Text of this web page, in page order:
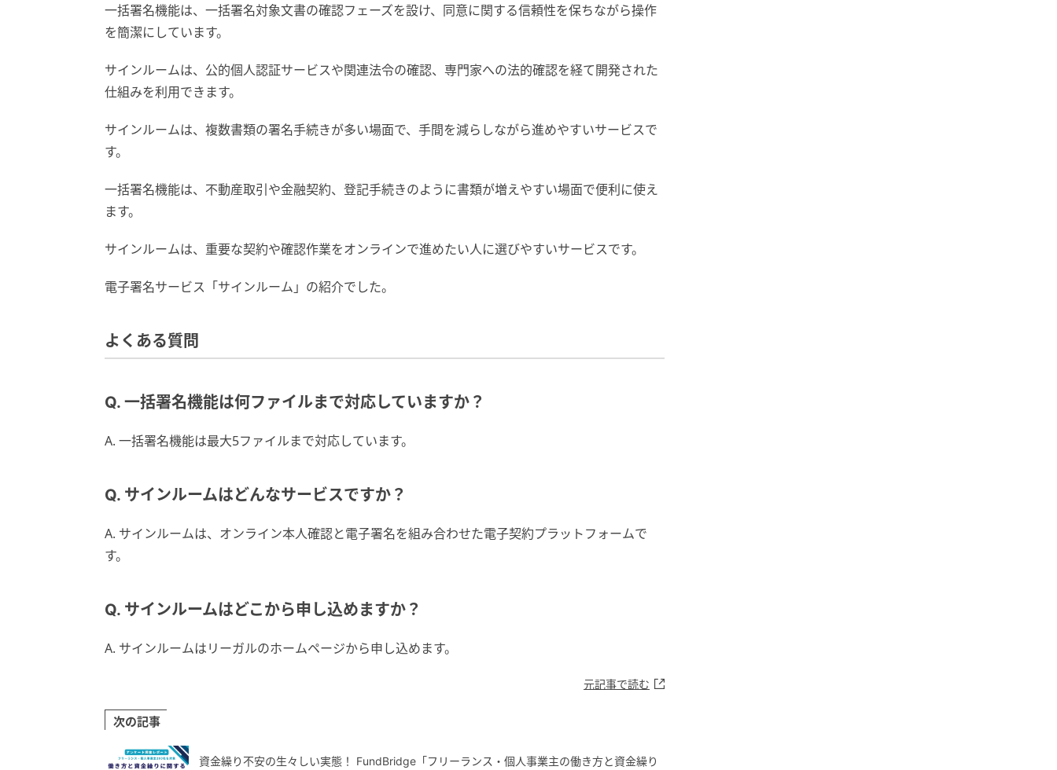
一括署名機能は、一括署名対象文書の確認フェーズを設け、同意に関する信頼性を保ちながら操作
を簡潔にしています。
サインルームは、公的個人認証サービスや関連法令の確認、専門家への法的確認を経て開発された
仕組みを利用できます。
サインルームは、複数書類の署名手続きが多い場面で、手間を減らしながら進めやすいサービスで
す。
一括署名機能は、不動産取引や金融契約、登記手続きのように書類が増えやすい場面で便利に使え
ます。
サインルームは、重要な契約や確認作業をオンラインで進めたい人に選びやすいサービスです。
電子署名サービス「サインルーム」の紹介でした。
よくある質問
Q. 一括署名機能は何ファイルまで対応していますか？
A. 一括署名機能は最大5ファイルまで対応しています。
Q. サインルームはどんなサービスですか？
A. サインルームは、オンライン本人確認と電子署名を組み合わせた電子契約プラットフォームで
す。
Q. サインルームはどこから申し込めますか？
A. サインルームはリーガルのホームページから申し込めます。
元記事で読む
次の記事
資金繰り不安の生々しい実態！ FundBridge「フリーランス・個人事業主の働き方と資金繰り